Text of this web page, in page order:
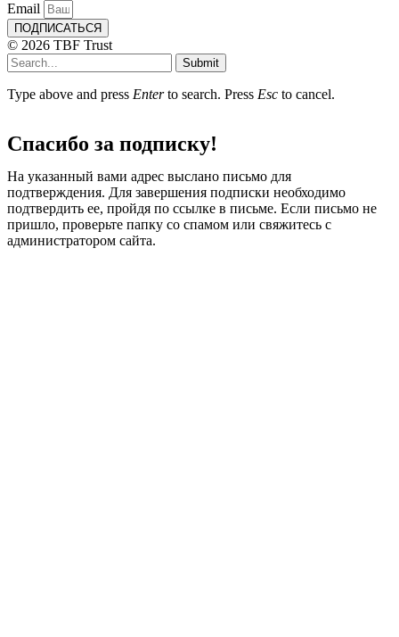
Email
ПОДПИСАТЬСЯ
© 2026 TBF Trust
Submit
Type above and press Enterto search. Press Esc to cancel.
Спасибо за подписку!
На указанный вами адрес выслано письмо для
подтверждения. Для завершения подписки необходимо
подтвердить ее, пройдя по ссылке в письме. Если письмо не
пришло, проверьте папку со спамом или свяжитесь с
администратором сайта.